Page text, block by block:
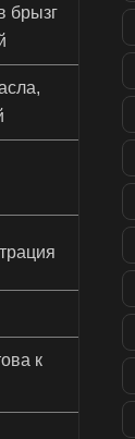
брызг
к